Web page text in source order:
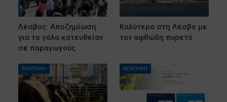
Λέσβος: Αποζημίωση
για το γάλα κατευθείαν
σε παραγωγούς
Καλύτερα στη Λέσβο με
τον αφθώδη πυρετό
ΚΕΝΤΡΙΚΗ ΚΕΝΤΡΙΚΗ